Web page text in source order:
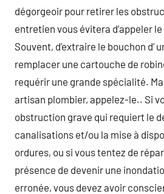
dégorgeoir pour retirer les
entretien vous évitera d’appeler
Souvent, d’extraire le bouchon d’
remplacer une cartouche de
requérir une grande spécialité.
artisan plombier, appelez-le.. Si
obstruction grave qui requiert le
canalisations et/ou la mise à
ordures, ou si vous tentez de
présence de devenir une
erronée, vous devez avoir